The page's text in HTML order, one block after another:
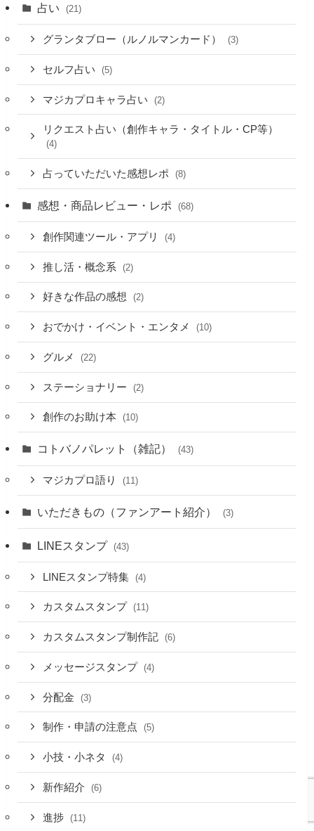
占い (21)
グランタブロー（ルノルマンカード） (3)
セルフ占い (5)
マジカプロキャラ占い (2)
リクエスト占い（創作キャラ・タイトル・CP等）
(4)
占っていただいた感想レポ (8)
感想・商品レビュー・レポ (68)
創作関連ツール・アプリ (4)
推し活・概念系 (2)
好きな作品の感想 (2)
おでかけ・イベント・エンタメ (10)
グルメ (22)
ステーショナリー (2)
創作のお助け本 (10)
コトバノパレット（雑記） (43)
マジカプロ語り (11)
いただきもの（ファンアート紹介） (3)
LINEスタンプ (43)
LINEスタンプ特集 (4)
カスタムスタンプ (11)
カスタムスタンプ制作記 (6)
メッセージスタンプ (4)
分配金 (3)
制作・申請の注意点 (5)
小技・小ネタ (4)
新作紹介 (6)
進捗 (11)